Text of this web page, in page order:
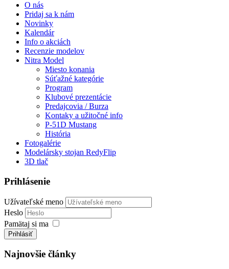
O nás
Pridaj sa k nám
Novinky
Kalendár
Info o akciách
Recenzie modelov
Nitra Model
Miesto konania
Súťažné kategórie
Program
Klubové prezentácie
Predajcovia / Burza
Kontaky a užitočné info
P-51D Mustang
História
Fotogalérie
Modelársky stojan RedyFlip
3D tlač
Prihlásenie
Užívateľské meno
Heslo
Pamätaj si ma
Prihlásiť
Najnovšie články